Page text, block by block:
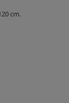
cm.